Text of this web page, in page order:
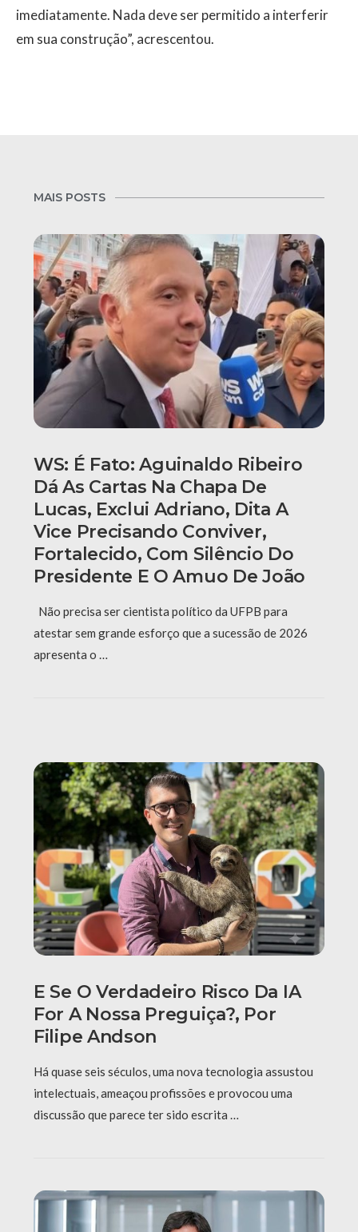
imediatamente. Nada deve ser permitido a interferir
em sua construção”, acrescentou.
MAIS POSTS
WS: É Fato: Aguinaldo Ribeiro
Dá As Cartas Na Chapa De
Lucas, Exclui Adriano, Dita A
Vice Precisando Conviver,
Fortalecido, Com Silêncio Do
Presidente E O Amuo De João
Não precisa ser cientista político da UFPB para
atestar sem grande esforço que a sucessão de 2026
apresenta o …
E Se O Verdadeiro Risco Da IA
For A Nossa Preguiça?, Por
Filipe Andson
Há quase seis séculos, uma nova tecnologia assustou
intelectuais, ameaçou profissões e provocou uma
discussão que parece ter sido escrita …